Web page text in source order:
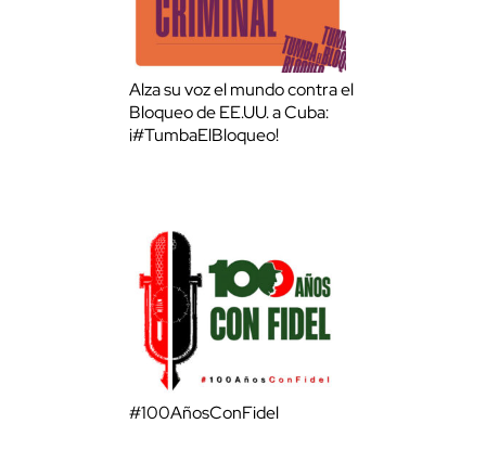
Alza su voz el mundo contra el
Bloqueo de EE.UU. a Cuba:
¡#TumbaElBloqueo!
#100AñosConFidel